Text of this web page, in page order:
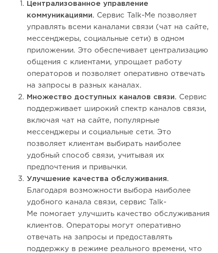
Централизованное управление
коммуникациями. Сервис Talk-Me позволяет
управлять всеми каналами связи (чат на сайте,
мессенджеры, социальные сети) в одном
приложении. Это обеспечивает централизацию
общения с клиентами, упрощает работу
операторов и позволяет оперативно отвечать
на запросы в разных каналах.
Множество доступных каналов связи. Сервис
поддерживает широкий спектр каналов связи,
включая чат на сайте, популярные
мессенджеры и социальные сети. Это
позволяет клиентам выбирать наиболее
удобный способ связи, учитывая их
предпочтения и привычки.
Улучшение качества обслуживания.
Благодаря возможности выбора наиболее
удобного канала связи, сервис Talk-
Me помогает улучшить качество обслуживания
клиентов. Операторы могут оперативно
отвечать на запросы и предоставлять
поддержку в режиме реального времени, что